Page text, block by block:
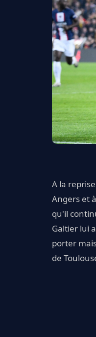
A la
Angers et
qu'il
Galtier lui
porter
de